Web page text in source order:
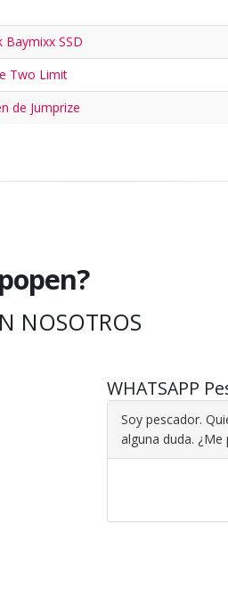
Baymixx SSD
Two Limit
de Jumprize
NOSOTROS
WHATSAPP
Soy pescador.
alguna duda. ¿Me